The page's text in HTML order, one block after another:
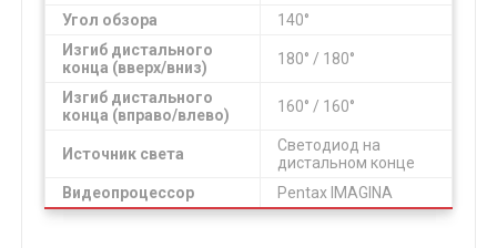
Угол обзора
140°
Изгиб дистального
конца (вверх/вниз)
180° / 180°
Изгиб дистального
конца (вправо/влево)
160° / 160°
Источник света
Светодиод на
дистальном конце
Видеопроцессор
Pentax IMAGINA